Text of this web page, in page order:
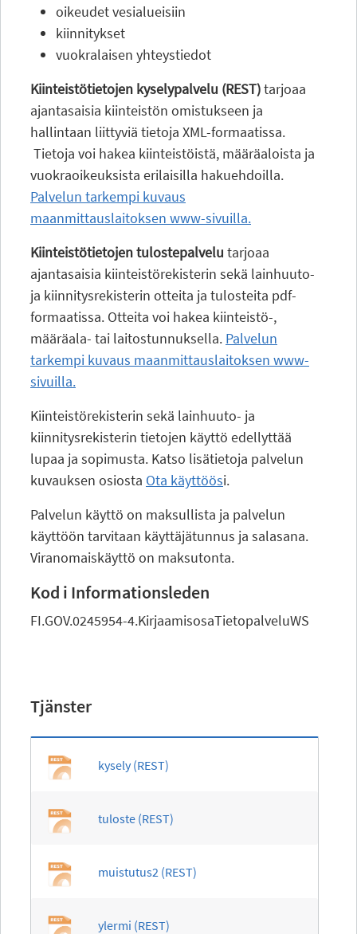
oikeudet vesialueisiin
kiinnitykset
vuokralaisen yhteystiedot
Kiinteistötietojen kyselypalvelu (REST)tarjoaa
ajantasaisia kiinteistön omistukseen ja
hallintaan liittyviä tietoja XML-formaatissa.
Tietoja voi hakea kiinteistöistä, määräaloista ja
vuokraoikeuksista erilaisilla hakuehdoilla.
Palvelun tarkempi kuvaus
maanmittauslaitoksen www-sivuilla.
Kiinteistötietojen tulostepalvelu tarjoaa
ajantasaisia kiinteistörekisterin sekä lainhuuto-
ja kiinnitysrekisterin otteita ja tulosteita pdf-
formaatissa. Otteita voi hakea kiinteistö-,
määräala- tai laitostunnuksella. Palvelun
tarkempi kuvaus maanmittauslaitoksen www-
sivuilla.
Kiinteistörekisterin sekä lainhuuto- ja
kiinnitysrekisterin tietojen käyttö edellyttää
lupaa ja sopimusta. Katso lisätietoja palvelun
kuvauksen osiosta Ota käyttöösi.
Palvelun käyttö on maksullista ja palvelun
käyttöön tarvitaan käyttäjätunnus ja salasana.
Viranomaiskäyttö on maksutonta.
Kod i Informationsleden
FI.GOV.0245954-4.KirjaamisosaTietopalveluWS
Tjänster
kysely (REST)
tuloste (REST)
muistutus2 (REST)
ylermi (REST)